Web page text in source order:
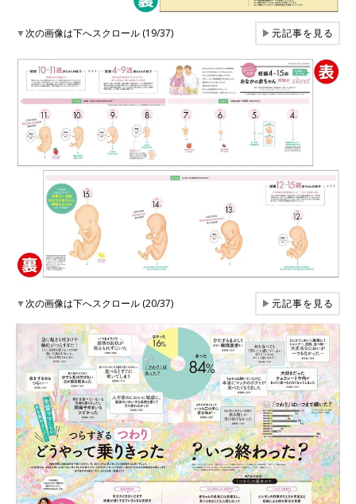
▼次の画像は下へスクロール (19/37) ▶元記事を見る
▼次の画像は下へスクロール (20/37) ▶元記事を見る